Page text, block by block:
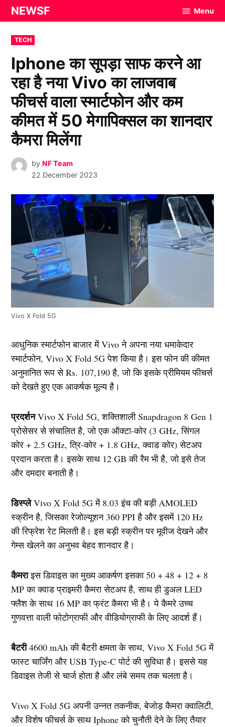
Skip
to
content
NEWSF Menu
POSTED
IN
TECH
Iphone का सूपड़ा साफ करने आ
रहा है नया Vivo का लाजवाब
फीचर्स वाला स्मार्टफोन और कम
कीमत में 50 मेगापिक्सल का शानदार
कैमरा मिलेंगा
by NF Team
22 December 2023
Vivo X Fold 5G
आधुनिक स्मार्टफोन बाजार में Vivo ने अपना नया धमाकेदार
स्मार्टफोन, Vivo X Fold 5G पेश किया है। इस फोन की कीमत
अनुमानित रूप से Rs. 107,190 है, जो कि इसके प्रीमियम फीचर्स
को देखते हुए एक आकर्षक मूल्य है।
प्रदर्शनVivo X Fold 5G, शक्तिशाली Snapdragon 8 Gen 1
प्रोसेसर से संचालित है, जो एक ऑक्टा-कोर (3 GHz, सिंगल
कोर + 2.5 GHz, त्रि-कोर + 1.8 GHz, क्वाड कोर) सेटअप
प्रदान करता है। इसके साथ 12 GB की रैम भी है, जो इसे तेज
और दमदार बनाती है।
डिस्प्लेVivo X Fold 5G में 8.03 इंच की बड़ी AMOLED
स्क्रीन है, जिसका रेजोल्यूशन 360 PPI है और इसमें 120 Hz
की रिफ्रेश रेट मिलती है। इस बड़ी स्क्रीन पर मूवीज देखने और
गेम्स खेलने का अनुभव बेहद शानदार है।
कैमराइस डिवाइस का मुख्य आकर्षण इसका 50 + 48 + 12 + 8
MP का क्वाड प्राइमरी कैमरा सेटअप है, साथ ही डुअल LED
फ्लैश के साथ 16 MP का फ्रंट कैमरा भी है। ये कैमरे उच्च
गुणवत्ता वाली फोटोग्राफी और वीडियोग्राफी के लिए आदर्श हैं।
बैटरी4600 mAh की बैटरी क्षमता के साथ, Vivo X Fold 5G में
फास्ट चार्जिंग और USB Type-C पोर्ट की सुविधा है। इससे यह
डिवाइस तेजी से चार्ज होता है और लंबे समय तक चलता है।
Vivo X Fold 5G अपनी उन्नत तकनीक, बेजोड़ कैमरा क्वालिटी,
और विशेष फीचर्स के साथ Iphone को चुनौती देने के लिए तैयार